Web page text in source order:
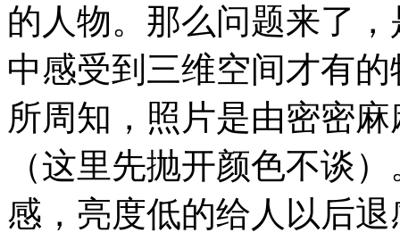
的人物。那么问题来了
中感受到三维空间才有
所周知，照片是由密密
（这里先抛开颜色不谈
感，亮度低的给人以后